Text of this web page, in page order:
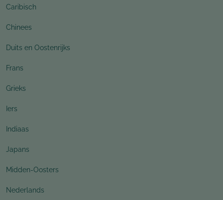
Caribisch
Chinees
Duits en Oostenrijks
Frans
Grieks
Iers
Indiaas
Japans
Midden-Oosters
Nederlands